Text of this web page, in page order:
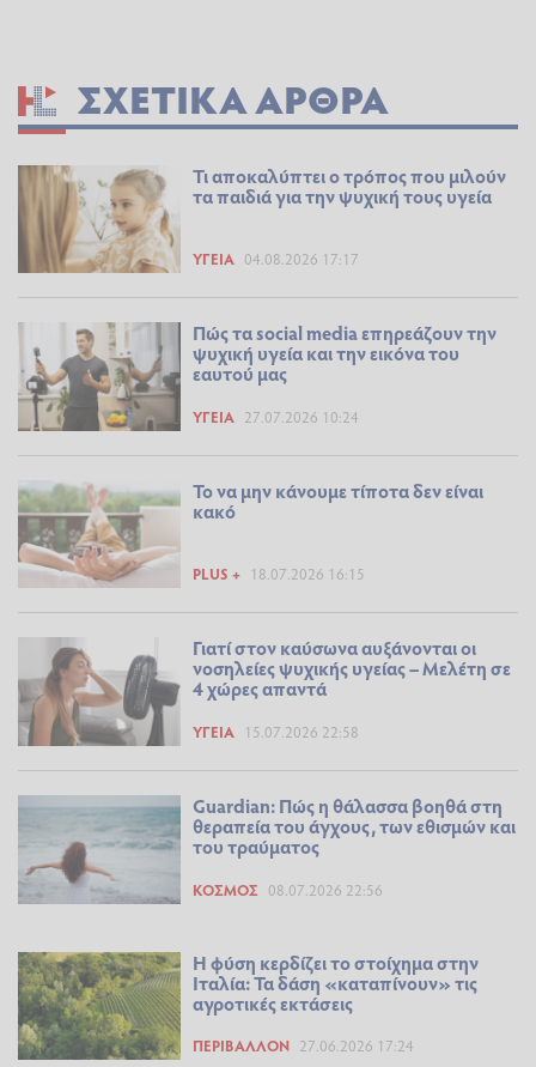
ΣΧΕΤΙΚΆ ΆΡΘΡΑ
Τι αποκαλύπτει ο τρόπος που μιλούν
τα παιδιά για την ψυχική τους υγεία
ΥΓΕΊΑ 04.08.2026 17:17
Πώς τα social media επηρεάζουν την
ψυχική υγεία και την εικόνα του
εαυτού μας
ΥΓΕΊΑ 27.07.2026 10:24
Το να μην κάνουμε τίποτα δεν είναι
κακό
PLUS + 18.07.2026 16:15
Γιατί στον καύσωνα αυξάνονται οι
νοσηλείες ψυχικής υγείας – Μελέτη σε
4 χώρες απαντά
ΥΓΕΊΑ 15.07.2026 22:58
Guardian: Πώς η θάλασσα βοηθά στη
θεραπεία του άγχους, των εθισμών και
του τραύματος
ΚΌΣΜΟΣ 08.07.2026 22:56
Η φύση κερδίζει το στοίχημα στην
Ιταλία: Τα δάση «καταπίνουν» τις
αγροτικές εκτάσεις
ΠΕΡΙΒΆΛΛΟΝ 27.06.2026 17:24